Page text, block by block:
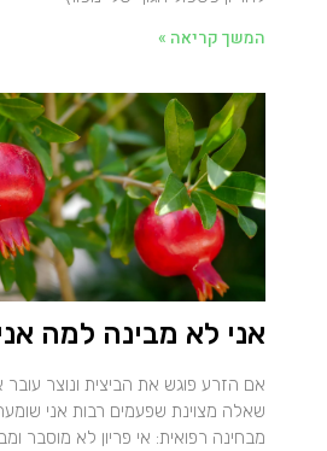
המשך קריאה »
אני לא מבינה למה
אם הזרע פוגש את הביצית ונוצר עובר
שאלה מצוינת שפעמים רבות אני
מבחינה רפואית: אי פריון לא מוסבר